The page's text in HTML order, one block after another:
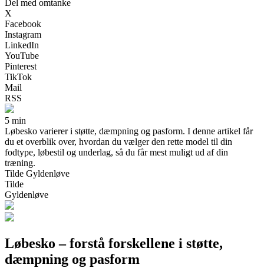
Del med omtanke
X
Facebook
Instagram
LinkedIn
YouTube
Pinterest
TikTok
Mail
RSS
5 min
Løbesko varierer i støtte, dæmpning og pasform. I denne artikel får
du et overblik over, hvordan du vælger den rette model til din
fodtype, løbestil og underlag, så du får mest muligt ud af din
træning.
Tilde Gyldenløve
Tilde
Gyldenløve
Løbesko – forstå forskellene i støtte,
dæmpning og pasform